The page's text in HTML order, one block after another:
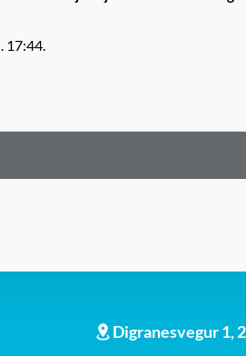
17:44.
Digranesvegur 1,